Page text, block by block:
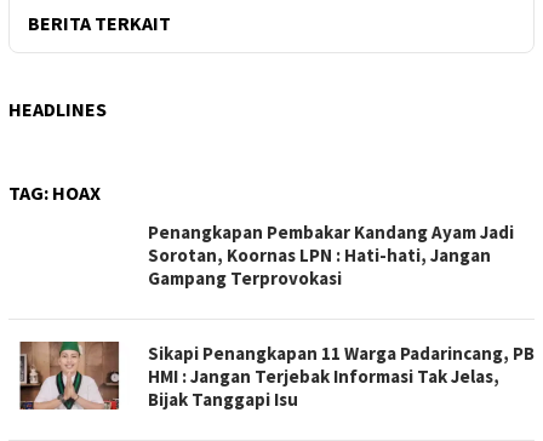
BERITA TERKAIT
HEADLINES
TAG: HOAX
Penangkapan Pembakar Kandang Ayam Jadi
Sorotan, Koornas LPN : Hati-hati, Jangan
Gampang Terprovokasi
Sikapi Penangkapan 11 Warga Padarincang, PB
HMI : Jangan Terjebak Informasi Tak Jelas,
Bijak Tanggapi Isu